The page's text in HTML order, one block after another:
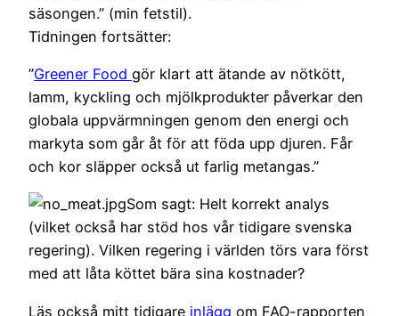
säsongen.” (min fetstil).
Tidningen fortsätter:
”Greener Food gör klart att ätande av nötkött,
lamm, kyckling och mjölkprodukter påverkar den
globala uppvärmningen genom den energi och
markyta som går åt för att föda upp djuren. Får
och kor släpper också ut farlig metangas.”
Som sagt: Helt korrekt analys
(vilket också har stöd hos vår tidigare svenska
regering). Vilken regering i världen törs vara först
med att låta köttet bära sina kostnader?
Läs också mitt tidigare inlägg om FAO-rapporten